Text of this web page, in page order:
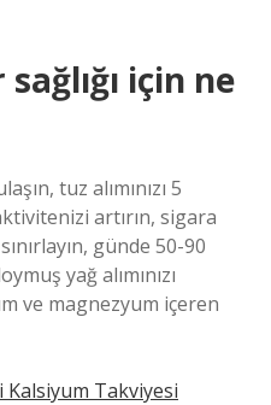
için ne
tuz alımınızı 5
artırın, sigara
günde 50-90
yağ alımınızı
ve magnezyum içeren
Kalsiyum Takviyesi